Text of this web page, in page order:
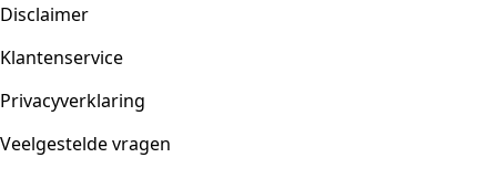
Disclaimer
Klantenservice
Privacyverklaring
Veelgestelde vragen